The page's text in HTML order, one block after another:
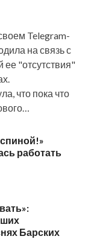
Telegram-
на связь с
"отсутствия"
что пока что
работать
Барских